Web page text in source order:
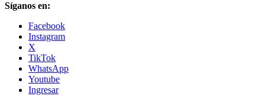
Síganos en:
Facebook
Instagram
X
TikTok
WhatsApp
Youtube
Ingresar